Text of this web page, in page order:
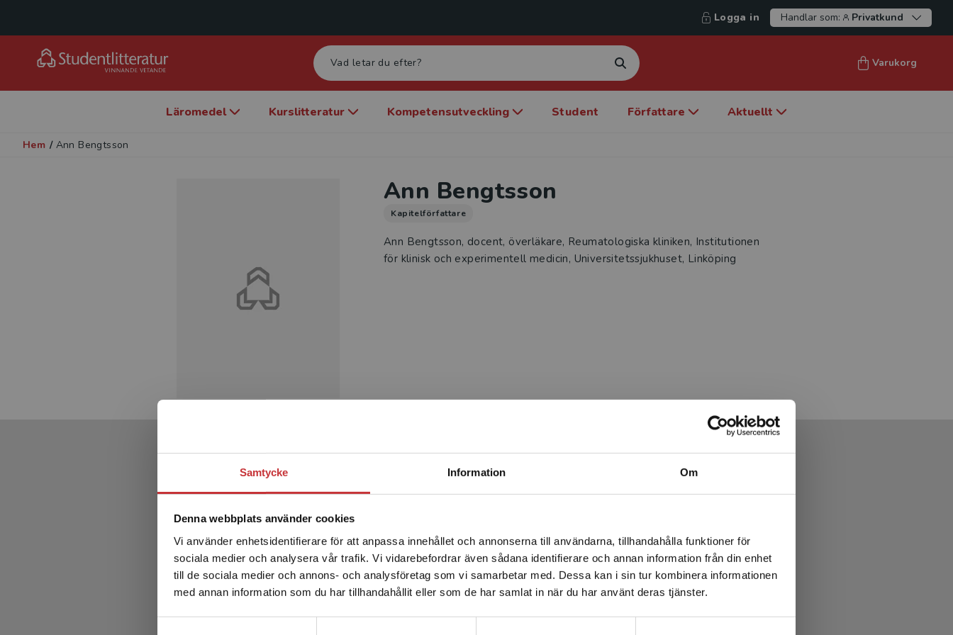
Samtycke Information Om
Denna webbplats använder cookies
Vi använder enhetsidentifierare för att anpassa innehållet och annonserna till användarna, tillhandahålla funktioner för
sociala medier och analysera vår trafik. Vi vidarebefordrar även sådana identifierare och annan information från din enhet
till de sociala medier och annons- och analysföretag som vi samarbetar med. Dessa kan i sin tur kombinera informationen
med annan information som du har tillhandahållit eller som de har samlat in när du har använt deras tjänster.
Begränsad fraktregion
Det verkar som att du besöker studentlitteratur.se via en
enhet utanför Sverige. Vi erbjuder inte leveranser utanför
Sverige. För att kunna slutföra ett köp måste
leveransadressen vara i Sverige.Läs mer
Logga in Handlar som: Privatkund
Varukorg
Läromedel Kurslitteratur Kompetensutveckling Student Författare Aktuellt
Hem / Ann Bengtsson
Ann Bengtsson
Kapitelförfattare
Ann Bengtsson, docent, överläkare, Reumatologiska kliniken, Institutionen
för klinisk och experimentell medicin, Universitetssjukhuset, Linköping
Produkter